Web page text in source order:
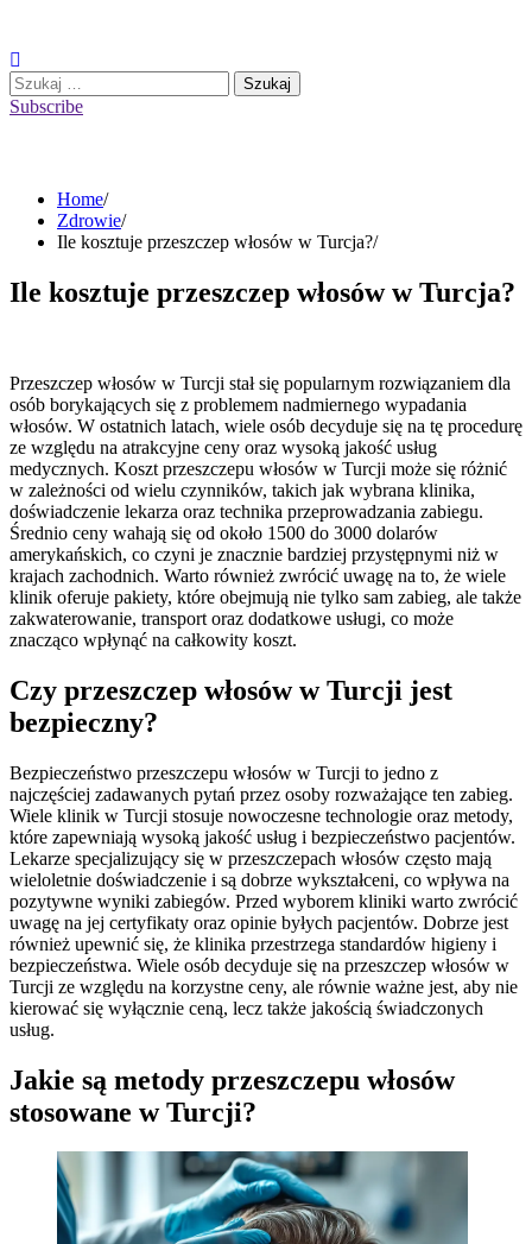
content
Szukaj:
Subscribe
Home
Zdrowie
Ile kosztuje przeszczep włosów w Turcja?
Ile kosztuje przeszczep włosów w Turcja?
Przeszczep włosów w Turcji stał się popularnym rozwiązaniem dla
osób borykających się z problemem nadmiernego wypadania
włosów. W ostatnich latach, wiele osób decyduje się na tę procedurę
ze względu na atrakcyjne ceny oraz wysoką jakość usług
medycznych. Koszt przeszczepu włosów w Turcji może się różnić
w zależności od wielu czynników, takich jak wybrana klinika,
doświadczenie lekarza oraz technika przeprowadzania zabiegu.
Średnio ceny wahają się od około 1500 do 3000 dolarów
amerykańskich, co czyni je znacznie bardziej przystępnymi niż w
krajach zachodnich. Warto również zwrócić uwagę na to, że wiele
klinik oferuje pakiety, które obejmują nie tylko sam zabieg, ale także
zakwaterowanie, transport oraz dodatkowe usługi, co może
znacząco wpłynąć na całkowity koszt.
Czy przeszczep włosów w Turcji jest
bezpieczny?
Bezpieczeństwo przeszczepu włosów w Turcji to jedno z
najczęściej zadawanych pytań przez osoby rozważające ten zabieg.
Wiele klinik w Turcji stosuje nowoczesne technologie oraz metody,
które zapewniają wysoką jakość usług i bezpieczeństwo pacjentów.
Lekarze specjalizujący się w przeszczepach włosów często mają
wieloletnie doświadczenie i są dobrze wykształceni, co wpływa na
pozytywne wyniki zabiegów. Przed wyborem kliniki warto zwrócić
uwagę na jej certyfikaty oraz opinie byłych pacjentów. Dobrze jest
również upewnić się, że klinika przestrzega standardów higieny i
bezpieczeństwa. Wiele osób decyduje się na przeszczep włosów w
Turcji ze względu na korzystne ceny, ale równie ważne jest, aby nie
kierować się wyłącznie ceną, lecz także jakością świadczonych
usług.
Jakie są metody przeszczepu włosów
stosowane w Turcji?